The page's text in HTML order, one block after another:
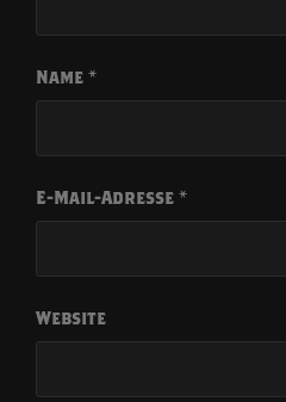
Name *
E-Mail-Adresse *
Website